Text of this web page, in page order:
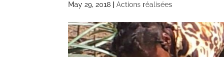
May 29, 2018 |Actions réalisées